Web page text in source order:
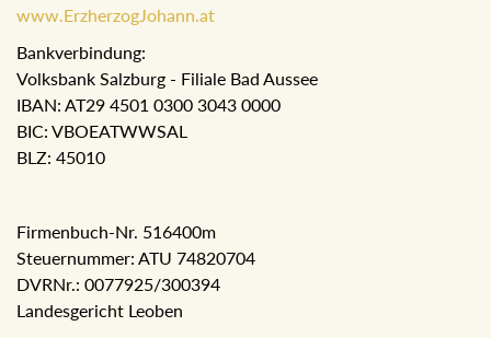
www.ErzherzogJohann.at
Bankverbindung:
Volksbank Salzburg - Filiale Bad Aussee
IBAN: AT29 4501 0300 3043 0000
BIC: VBOEATWWSAL
BLZ: 45010
Firmenbuch-Nr. 516400m
Steuernummer: ATU 74820704
DVRNr.: 0077925/300394
Landesgericht Leoben